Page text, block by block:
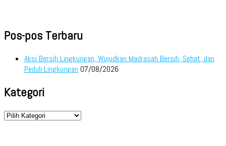
Pos-pos Terbaru
Aksi Bersih Lingkungan, Wujudkan Madrasah Bersih, Sehat, dan
Peduli Lingkungan 07/08/2026
Kategori
Kategori